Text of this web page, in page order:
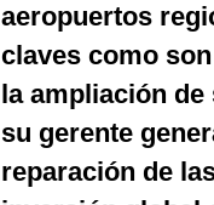
aeropuertos
claves como
la ampliación
su gerente
reparación de